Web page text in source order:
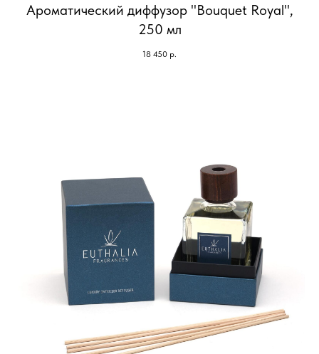
Ароматический диффузор "Bouquet Royal",
250 мл
18 450 р.